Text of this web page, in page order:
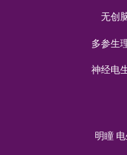
无创
多参生
神经电
明瞳